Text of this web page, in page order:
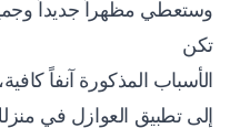
وستعطي مظهراً جديداً
تكن
الأسباب المذكورة آنفاً
إلى تطبيق العوازل في